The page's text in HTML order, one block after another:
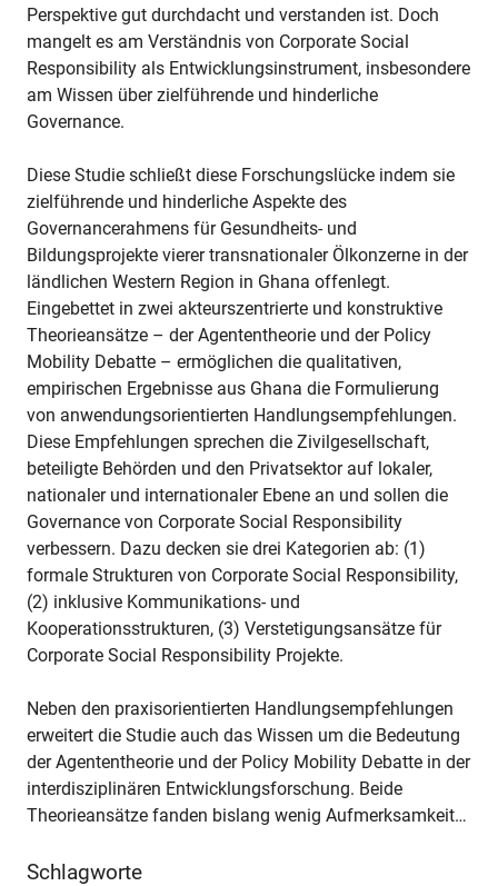
Perspektive gut durchdacht und verstanden ist. Doch
mangelt es am Verständnis von Corporate Social
Responsibility als Entwicklungsinstrument, insbesondere
am Wissen über zielführende und hinderliche
Governance.
Diese Studie schließt diese Forschungslücke indem sie
zielführende und hinderliche Aspekte des
Governancerahmens für Gesundheits- und
Bildungsprojekte vierer transnationaler Ölkonzerne in der
ländlichen Western Region in Ghana offenlegt.
Eingebettet in zwei akteurszentrierte und konstruktive
Theorieansätze – der Agententheorie und der Policy
Mobility Debatte – ermöglichen die qualitativen,
empirischen Ergebnisse aus Ghana die Formulierung
von anwendungsorientierten Handlungsempfehlungen.
Diese Empfehlungen sprechen die Zivilgesellschaft,
beteiligte Behörden und den Privatsektor auf lokaler,
nationaler und internationaler Ebene an und sollen die
Governance von Corporate Social Responsibility
verbessern. Dazu decken sie drei Kategorien ab: (1)
formale Strukturen von Corporate Social Responsibility,
(2) inklusive Kommunikations- und
Kooperationsstrukturen, (3) Verstetigungsansätze für
Corporate Social Responsibility Projekte.
Neben den praxisorientierten Handlungsempfehlungen
erweitert die Studie auch das Wissen um die Bedeutung
der Agententheorie und der Policy Mobility Debatte in der
interdisziplinären Entwicklungsforschung. Beide
Theorieansätze fanden bislang wenig Aufmerksamkeit…
Schlagworte